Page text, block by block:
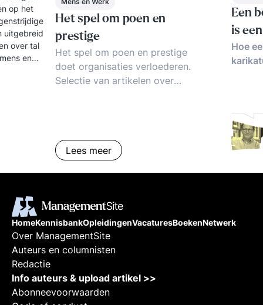
op het
uitgebreid
over tal
en
Het spel om poen en
prestige
Het spel om poen en prestige
doet organisaties verloederen.
Selectie van artikelen over
Lees meer
Een
is
Hoe
HomeKennisbankOpleidingenVacaturesBoekenNetwerk
Over ManagementSite
Auteurs en columnisten
Redactie
Info auteurs & upload artikel >>
Abonneevoorwaarden